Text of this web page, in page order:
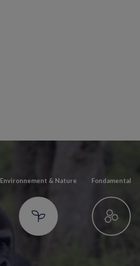
Environnement & Nature Fondamental